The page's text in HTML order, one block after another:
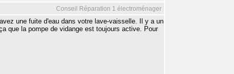
Conseil Réparation 1 électroménager
une fuite d'eau dans votre lave-vaisselle. Il y a un
que la pompe de vidange est toujours active. Pour